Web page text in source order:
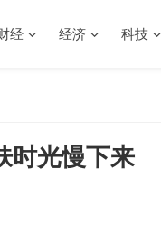
经 经济 科技
时光慢下来